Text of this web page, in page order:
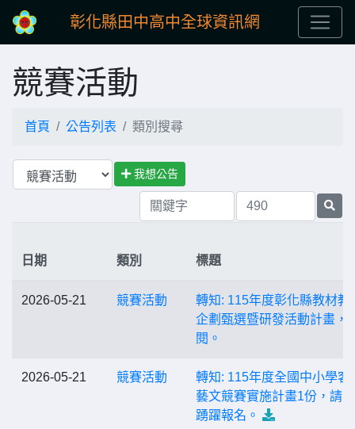
彰化縣田中高中全球資訊網
競賽活動
首頁 公告列表 類別搜尋
我想公告
日期 類別 標題
2026-05-21 競賽活動
轉知: 115年度彰化縣教材教
企劃甄選暨研發活動計畫，
閱。
2026-05-21 競賽活動
轉知: 115年度全國中小學客
藝文競賽實施計畫1份，請
踴躍報名。